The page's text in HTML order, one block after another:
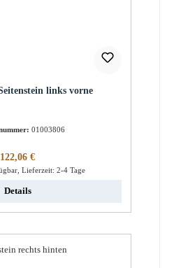
links vorne
01003806
Regulärer Preis:
122,06 €
Lieferzeit: 2-4 Tage
Details